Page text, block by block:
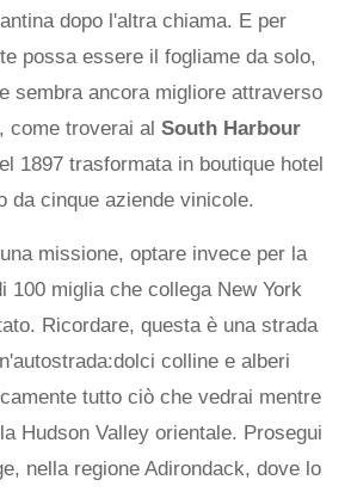
dopo l'altra chiama. E per
possa essere il fogliame da solo,
sembra ancora migliore attraverso
come troverai al South Harbour
1897 trasformata in boutique hotel
da cinque aziende vinicole.
missione, optare invece per la
100 miglia che collega New York
Ricordare, questa è una strada
colline e alberi
tutto ciò che vedrai mentre
Hudson Valley orientale. Prosegui
nella regione Adirondack, dove lo